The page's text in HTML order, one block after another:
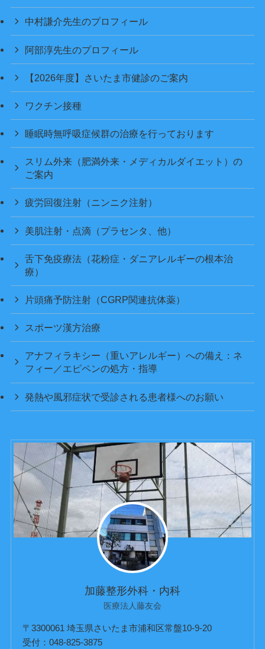
中村謙介先生のプロフィール
阿部淳先生のプロフィール
【2026年度】さいたま市健診のご案内
ワクチン接種
睡眠時無呼吸症候群の治療を行っております
スリム外来（肥満外来・メディカルダイエット）の
ご案内
疲労回復注射（ニンニク注射）
美肌注射・点滴（プラセンタ、他）
舌下免疫療法（花粉症・ダニアレルギーの根本治
療）
片頭痛予防注射（CGRP関連抗体薬）
スポーツ漢方治療
アナフィラキシー（重いアレルギー）への備え：ネ
フィー／エピペンの処方・指導
発熱や風邪症状で受診される患者様へのお願い
加藤整形外科・内科
医療法人藤友会
〒3300061 埼玉県さいたま市浦和区常盤10-9-20
受付：048-825-3875